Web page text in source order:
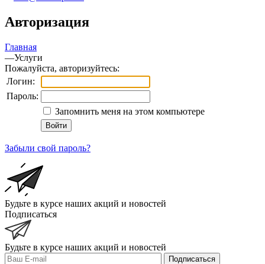
Авторизация
Главная
—Услуги
Пожалуйста, авторизуйтесь:
Логин:
Пароль:
Запомнить меня на этом компьютере
Забыли свой пароль?
Будьте в курсе наших акций и новостей
Подписаться
Будьте в курсе наших акций и новостей
Подписаться